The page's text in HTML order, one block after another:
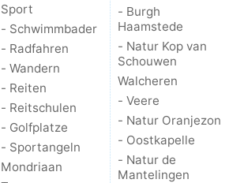
Sport
- Schwimmbader
- Radfahren
- Wandern
- Reiten
- Reitschulen
- Golfplatze
- Sportangeln
Mondriaan
- Burgh
Haamstede
- Natur Kop van
Schouwen
Walcheren
- Veere
- Natur Oranjezon
- Oostkapelle
- Natur de
Mantelingen